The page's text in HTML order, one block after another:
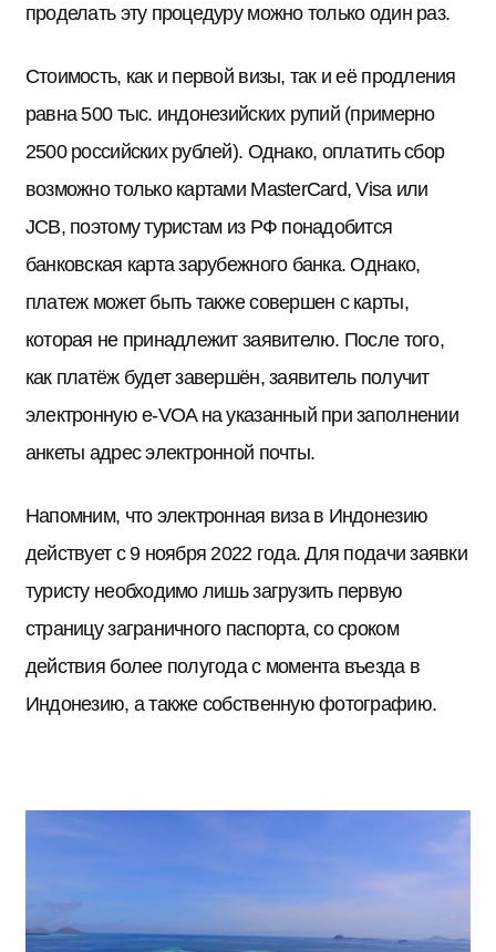
проделать эту процедуру можно только один раз.
Стоимость, как и первой визы, так и её продления
равна 500 тыс. индонезийских рупий (примерно
2500 российских рублей). Однако, оплатить сбор
возможно только картами MasterCard, Visa или
JCB, поэтому туристам из РФ понадобится
банковская карта зарубежного банка. Однако,
платеж может быть также совершен с карты,
которая не принадлежит заявителю. После того,
как платёж будет завершён, заявитель получит
электронную e-VOA на указанный при заполнении
анкеты адрес электронной почты.
Напомним, что электронная виза в Индонезию
действует с 9 ноября 2022 года. Для подачи заявки
туристу необходимо лишь загрузить первую
страницу заграничного паспорта, со сроком
действия более полугода с момента въезда в
Индонезию, а также собственную фотографию.